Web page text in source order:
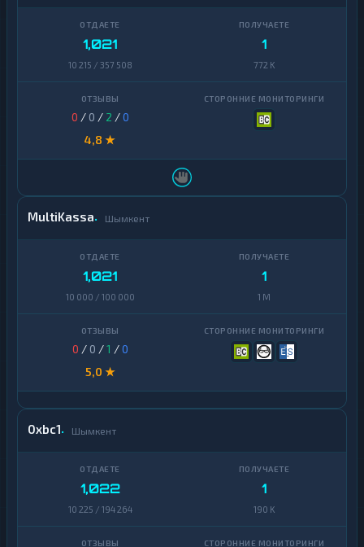
1,021
10 215 / 357 508
1
772 K
0 / 0 / 2 /0
4,8 ★
MultiKassa Шымкент
1,021
10 000 / 100 000
1
1 M
0 / 0 /1 /0
5,0 ★
0xbc1 Шымкент
1,022
10 225 / 194 264
1
190 K